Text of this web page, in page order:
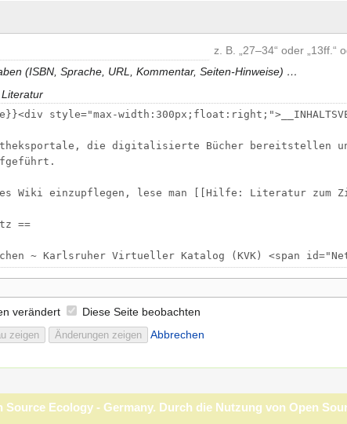
z. B. „27–34“ oder „13ff.“
(ISBN, Sprache, URL, Kommentar, Seiten-Hinweise) …
verändert
Diese Seite beobachten
Abbrechen
Ecology - Germany. Durch die Nutzung von Open